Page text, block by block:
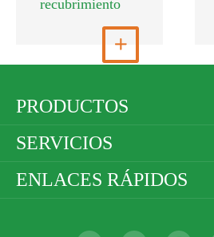
recubrimiento
Ver más

PRODUCTOS
SERVICIOS
ENLACES RÁPIDOS